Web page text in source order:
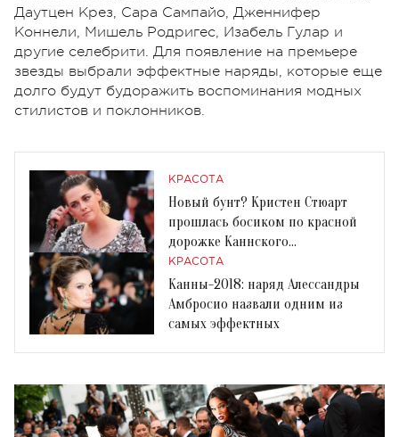
Даутцен Крез, Сара Сампайо, Дженнифер
Коннели, Мишель Родригес, Изабель Гулар и
другие селебрити. Для появление на премьере
звезды выбрали эффектные наряды, которые еще
долго будут будоражить воспоминания модных
стилистов и поклонников.
КРАСОТА
Новый бунт? Кристен Стюарт
прошлась босиком по красной
дорожке Каннского
кинофестиваля
КРАСОТА
Канны-2018: наряд Алессандры
Амбросио назвали одним из
самых эффектных